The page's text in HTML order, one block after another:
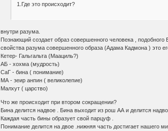
1.Где это происходит?
внутри разума.
Познающий создает образ совершенного человека ,
свойства разума совершенного образа (Адама Кадмона ) это
Кетер- Гальгальта (Маациль?)
АБ - хохма (мудрость)
СаГ - бина ( понимание)
МА - зеир анпин ( великолепие)
Малхут ( царство)
Что же происходит при втором сокращении?
Бина делится надвое . Бина выходит из рош АА и делится
Каждая часть бины образует свой парцуф .
Понимание делится на двое .нижняя часть достигает нашего